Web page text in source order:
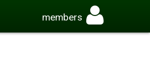
members